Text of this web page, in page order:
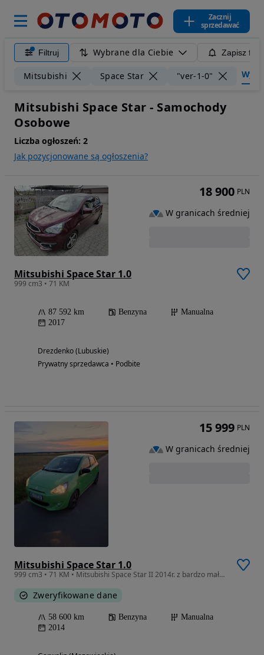
Zacznij
sprzedawać
Filtruj Wybrane dla Ciebie Zapisz
Mitsubishi Space Star "ver-1-0"
Mitsubishi Space Star - Samochody
Osobowe
Liczba ogłoszeń: 2
Jak pozycjonowane są ogłoszenia?
Mitsubishi Space Star 1.0
999 cm3 • 71 KM
87 592 km Benzyna
Manualna
2017
Drezdenko (Lubuskie)
Prywatny sprzedawca • Podbite
18 900 PLN
W granicach średniej
Mitsubishi Space Star 1.0
999 cm3 • 71 KM • Mitsubishi Space Star II 2014r. z bardzo małym przebiegiem 58 tysięcy
Zweryfikowane dane
58 600 km Benzyna
Manualna
2014
15 999 PLN
W granicach średniej